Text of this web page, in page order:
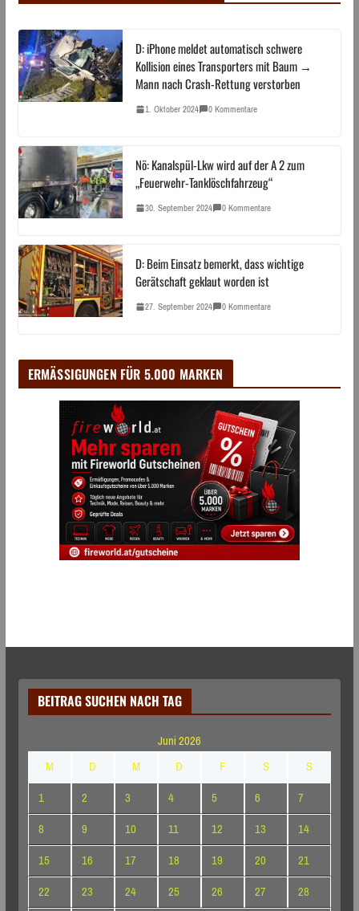
D: iPhone meldet automatisch schwere
Kollision eines Transporters mit Baum →
Mann nach Crash-Rettung verstorben
1. Oktober 2024 0 Kommentare
Nö: Kanalspül-Lkw wird auf der A 2 zum
„Feuerwehr-Tanklöschfahrzeug“
30. September 2024 0 Kommentare
D: Beim Einsatz bemerkt, dass wichtige
Gerätschaft geklaut worden ist
27. September 2024 0 Kommentare
ERMÄSSIGUNGEN FÜR 5.000 MARKEN
BEITRAG SUCHEN NACH TAG
Juni 2026
M
D M D F S
S
1
2 3 4 5 6
7
8
9 10 11 12 13
14
15
16 17 18 19 20
21
22
23 24 25 26 27
28